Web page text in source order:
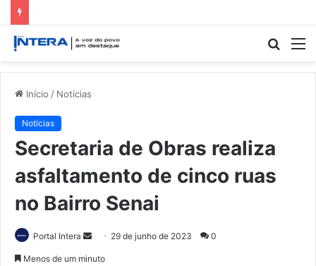
Início / Notícias
Notícias
Secretaria de Obras realiza
asfaltamento de cinco ruas
no Bairro Senai
Portal Intera
Mande29 de junho de 2023 0
Menos de um minuto